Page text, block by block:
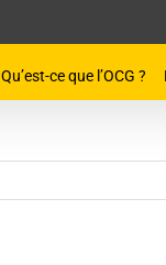
Qu’est-ce que l’OCG ?